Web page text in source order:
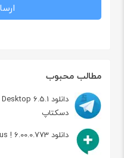
مطالب محبوب
دسکتاپ
دانلود messenger plus ! 6.00.0.773 مسنجر مایکروسافت